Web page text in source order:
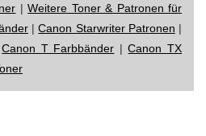
|Weitere Toner & Patronen für
|Canon Starwriter Patronen |
Canon T Farbbänder |Canon TX